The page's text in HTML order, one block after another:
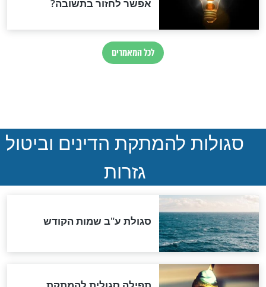
הושענה רבה: יום כיפור קטן
ההסכם החשאי של טראמפ
ואיראן: בלי שקיפות ועם הרבה
סימני שאלה
המסמך האבוד שנחשף
במרתפי מוסקבה: כתב היד
הנדיר של הרשב"ם התגלה